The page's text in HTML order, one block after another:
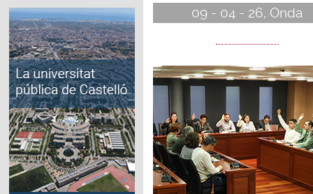
09 - 04 - 26, Onda